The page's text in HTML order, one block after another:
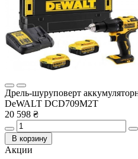
Дрель-шуруповерт
DeWALT DCD709M2T
20 598 ₴
В корзину
Акции